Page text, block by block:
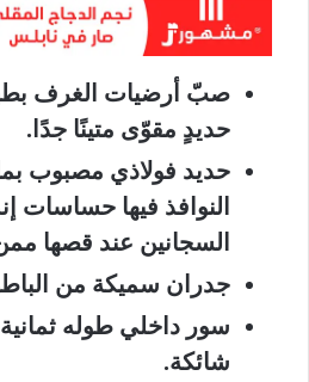
صبّ أرضيات الغرف
حديدٍ مقوّى متينًا جدًا.
حديد فولاذي مصبوب
النوافذ فيها حساسات
السجانين عند قصها
جدران سميكة من
سور داخلي طوله
شائكة.